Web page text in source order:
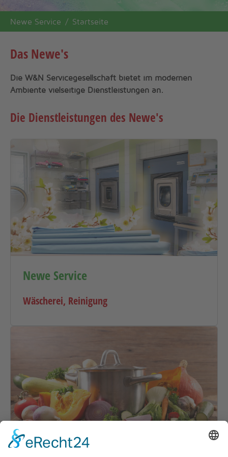
You are here:
Newe Service Startseite
Das Newe's
Die W&N Servicegesellschaft bietet im modernen
Ambiente vielseitige Dienstleistungen an.
Die Dienstleistungen des Newe's
Newe Service
Wäscherei, Reinigung